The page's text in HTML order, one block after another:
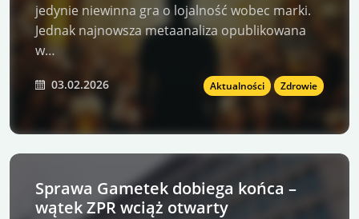
jedynie niewinna gra o lojalność wobec marki.
Jednak najnowsza metaanaliza opublikowana
w…
03.02.2026 Aktualności Zdrowie
Sprawa Gametek dobiega końca –
wątek ZPR wciąż otwarty